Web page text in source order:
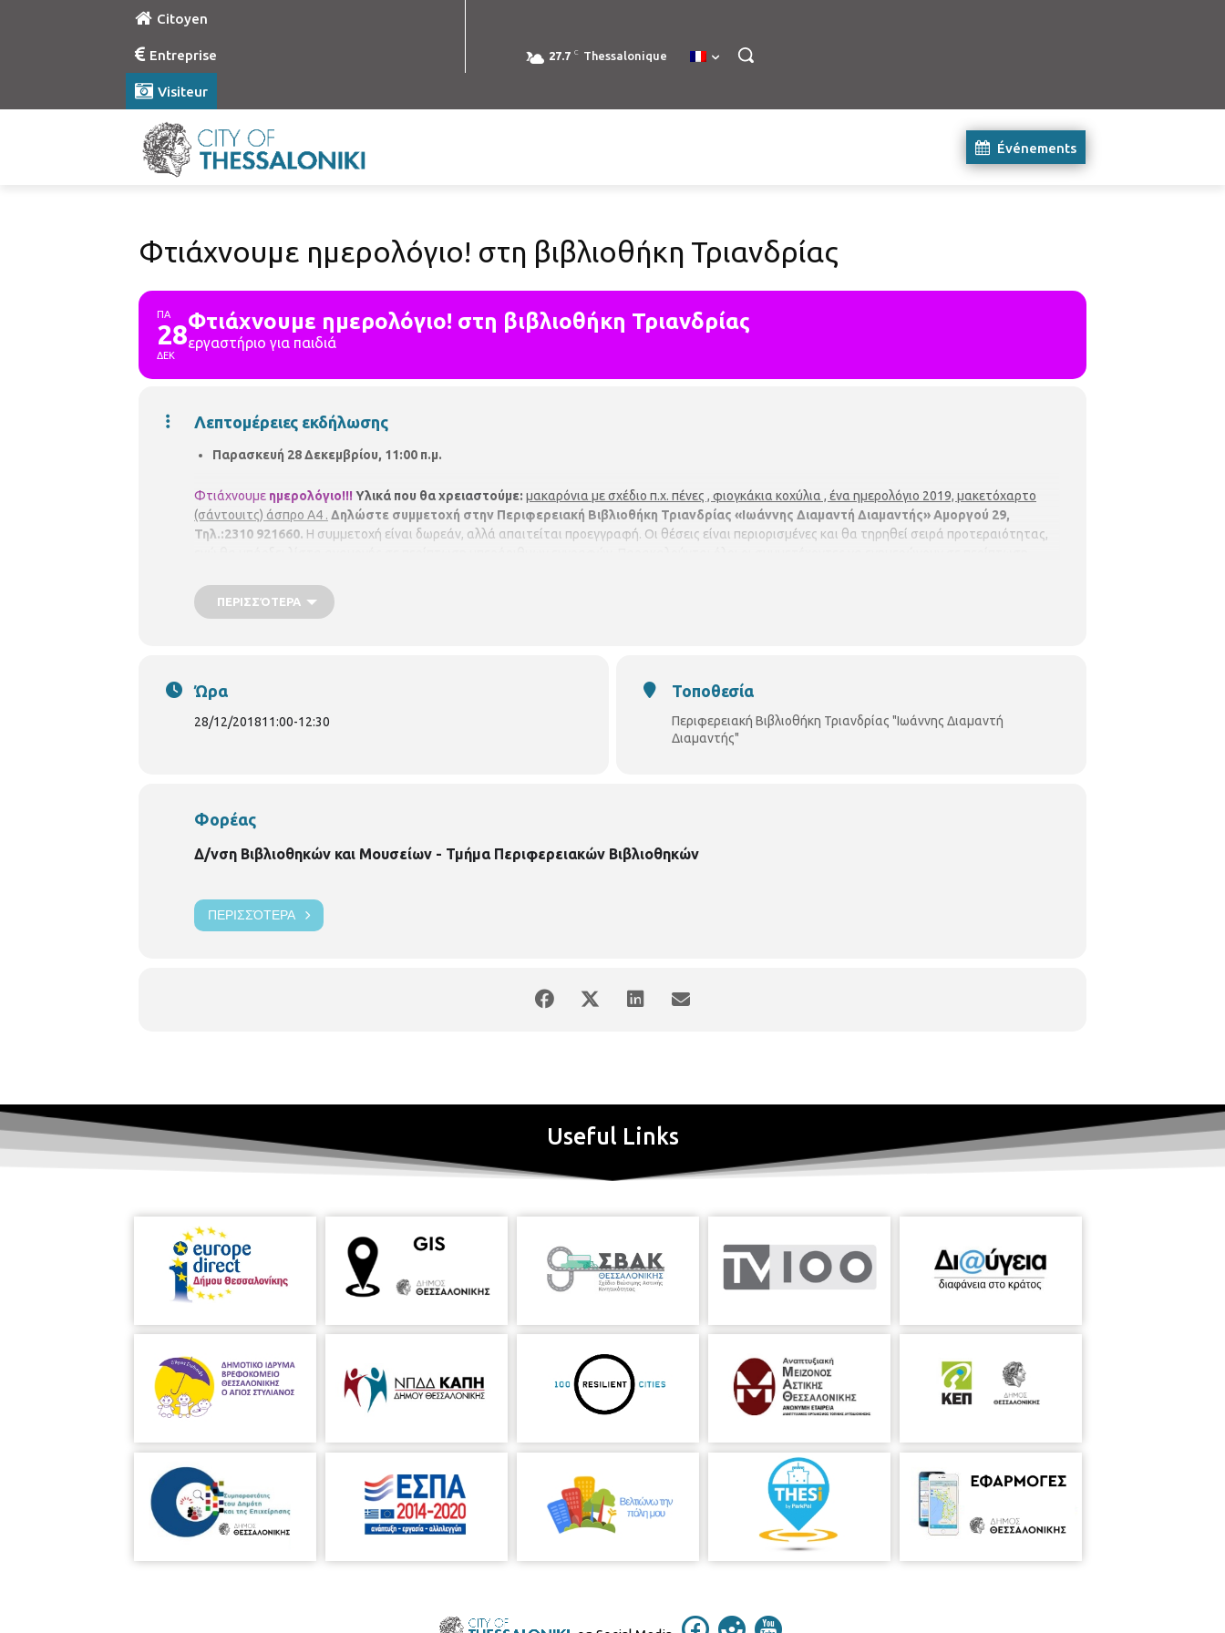
Citoyen
Entreprise
Visiteur
27.7 C Thessalonique
Événements
Φτιάχνουμε ημερολόγιο! στη βιβλιοθήκη Τριανδρίας
ΠΑ
28
ΔΕΚ
Φτιάχνουμε ημερολόγιο! στη βιβλιοθήκη Τριανδρίας
εργαστήριο για παιδιά
Λεπτομέρειες εκδήλωσης
Παρασκευή 28 Δεκεμβρίου, 11:00 π.μ.
Φτιάχνουμε ημερολόγιο!!!Υλικά που θα χρειαστούμε: μακαρόνια με σχέδιο π.χ. πένες , φιογκάκια κοχύλια , ένα ημερολόγιο 2019, μακετόχαρτο
(σάντουιτς) άσπρο Α4 . Δηλώστε συμμετοχή στην Περιφερειακή Βιβλιοθήκη Τριανδρίας «Ιωάννης Διαμαντή Διαμαντής» Αμοργού 29,
Τηλ.:2310 921660. Η συμμετοχή είναι δωρεάν, αλλά απαιτείται προεγγραφή. Οι θέσεις είναι περιορισμένες και θα τηρηθεί σειρά προτεραιότητας,
Περιφερειακή Βιβλιοθήκη
Διεύθυνση Βιβλιοθηκών και Μουσείων Τμήμα Περιφερειακών Βιβλιοθηκών
ΠΕΡΙΣΣΌΤΕΡΑ
Ώρα
28/12/201811:00-12:30
Τοποθεσία
Περιφερειακή Βιβλιοθήκη Τριανδρίας "Ιωάννης Διαμαντή
Διαμαντής"
Φορέας
Δ/νση Βιβλιοθηκών και Μουσείων - Τμήμα Περιφερειακών Βιβλιοθηκών
ΠΕΡΙΣΣΌΤΕΡΑ
Useful Links